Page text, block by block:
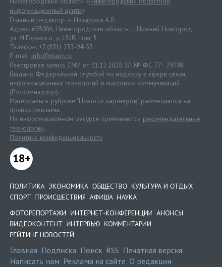
информационный центр»
Главный редактор — Назарова А.В.
Адрес: 603006, Нижегородская область, г. Нижний Новгород.
ул. М.Горького, д.151Б, пом. 5
Телефон: +7 (831) 233-94-53
E-mail: info@niann.ru
Реестровая запись СМИ от 31.12.2020 ЭЛ № ФС 77 - 79798.
Выдано Федеральной службой по надзору в сфере связи,
информационных технологий и массовых коммуникаций
(Роскомнадзор).
Материалы в рубрике "Новости партнеров" размещаются на
правах рекламы.
На информационном ресурсе применяются рекомендательные
технологии.
Политика конфиденциальности
18+
ПОЛИТИКА ЭКОНОМИКА ОБЩЕСТВО КУЛЬТУРА И ОТДЫХ
СПОРТ ПРОИСШЕСТВИЯ АФИША НАУКА
ФОТОРЕПОРТАЖИ ИНТЕРНЕТ-КОНФЕРЕНЦИИ АНОНСЫ
ВИДЕОКОНТЕНТ ИНТЕРВЬЮ КОММЕНТАРИИ
РЕЙТИНГ НОВОСТЕЙ
Главная Подписка Поиск RSS Печатная версия
Написать нам Реклама на сайте О редакции